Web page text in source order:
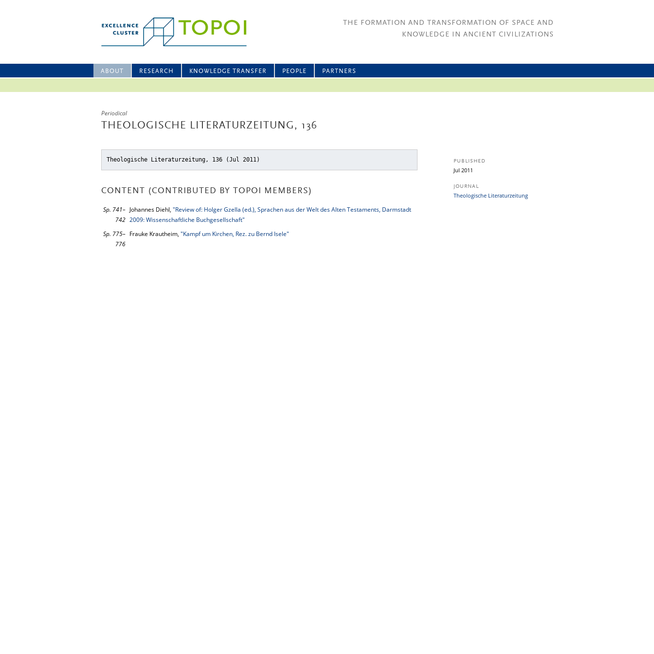
THE FORMATION AND TRANSFORMATION OF SPACE AND
KNOWLEDGE IN ANCIENT CIVILIZATIONS
ABOUT RESEARCH KNOWLEDGE TRANSFER PEOPLE PARTNERS
Periodical
THEOLOGISCHE LITERATURZEITUNG, 136
Theologische Literaturzeitung, 136 (Jul 2011)
CONTENT (CONTRIBUTED BY TOPOI MEMBERS)
Sp. 741–
742
Johannes Diehl, "Review of: Holger Gzella (ed.), Sprachen aus der Welt des Alten Testaments, Darmstadt
2009: Wissenschaftliche Buchgesellschaft"
Sp. 775–
776
Frauke Krautheim, "Kampf um Kirchen, Rez. zu Bernd Isele"
PUBLISHED
Jul 2011
JOURNAL
Theologische Literaturzeitung